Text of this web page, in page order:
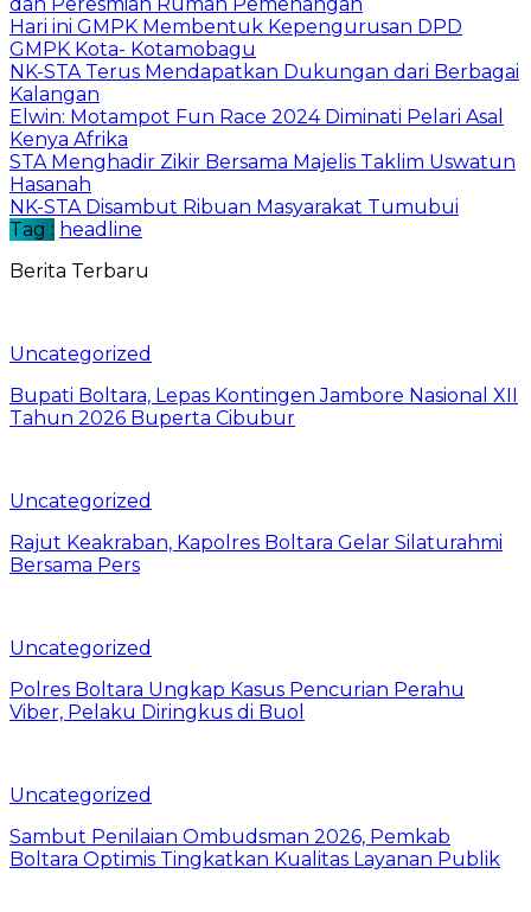
Hari ini GMPK Membentuk Kepengurusan DPD
GMPK Kota- Kotamobagu
NK-STA Terus Mendapatkan Dukungan dari Berbagai
Kalangan
Elwin: Motampot Fun Race 2024 Diminati Pelari Asal
Kenya Afrika
STA Menghadir Zikir Bersama Majelis Taklim Uswatun
Hasanah
NK-STA Disambut Ribuan Masyarakat Tumubui
Tag : headline
Berita Terbaru
Uncategorized
Bupati Boltara, Lepas Kontingen Jambore Nasional XII
Tahun 2026 Buperta Cibubur
Uncategorized
Rajut Keakraban, Kapolres Boltara Gelar Silaturahmi
Bersama Pers
Uncategorized
Polres Boltara Ungkap Kasus Pencurian Perahu
Viber, Pelaku Diringkus di Buol
Uncategorized
Sambut Penilaian Ombudsman 2026, Pemkab
Boltara Optimis Tingkatkan Kualitas Layanan Publik